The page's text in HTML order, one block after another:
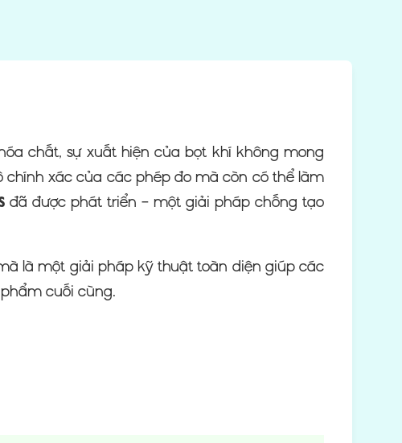
chất, sự xuất hiện của bọt khí không mong
xác của các phép đo mà còn có thể làm
đã được phát triển – một giải pháp chống tạo
là một giải pháp kỹ thuật toàn diện giúp các
cuối cùng.